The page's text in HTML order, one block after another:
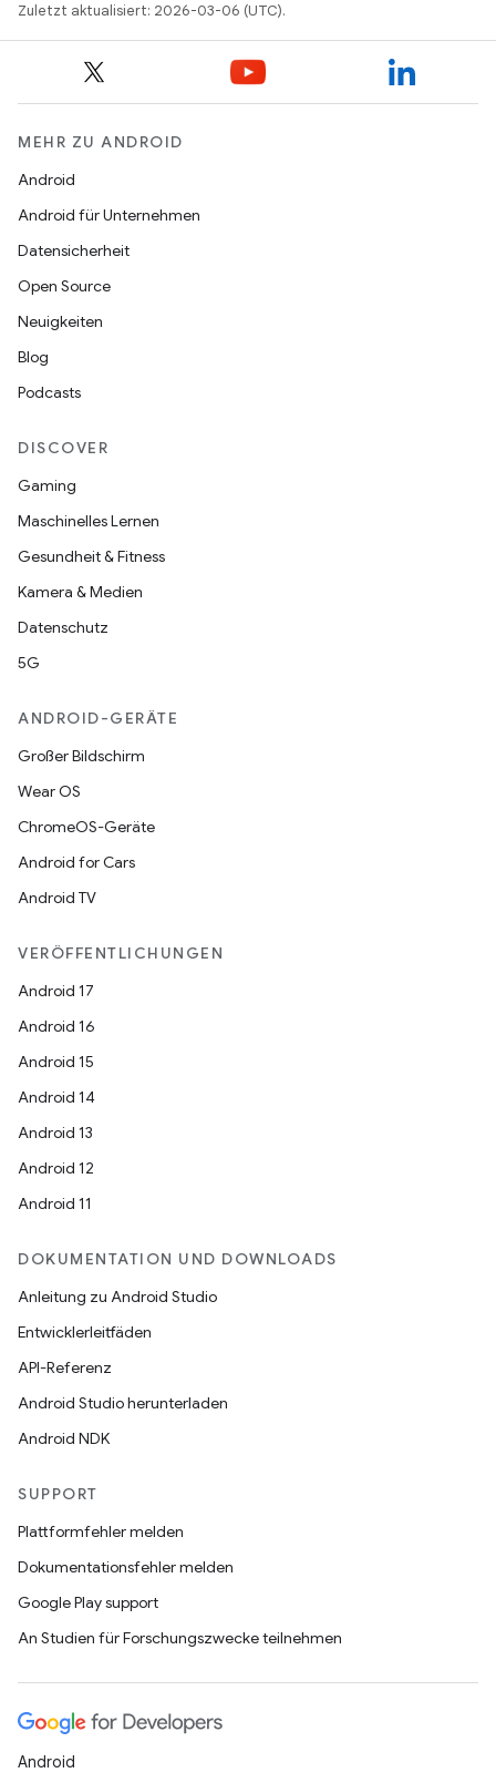
Zuletzt aktualisiert: 2026-03-06 (UTC).
MEHR ZU ANDROID
Android
Android für Unternehmen
Datensicherheit
Open Source
Neuigkeiten
Blog
Podcasts
DISCOVER
Gaming
Maschinelles Lernen
Gesundheit & Fitness
Kamera & Medien
Datenschutz
5G
ANDROID-GERÄTE
Großer Bildschirm
Wear OS
ChromeOS-Geräte
Android for Cars
Android TV
VERÖFFENTLICHUNGEN
Android 17
Android 16
Android 15
Android 14
Android 13
Android 12
Android 11
DOKUMENTATION UND DOWNLOADS
Anleitung zu Android Studio
Entwicklerleitfäden
API-Referenz
Android Studio herunterladen
Android NDK
SUPPORT
Plattformfehler melden
Dokumentationsfehler melden
Google Play support
An Studien für Forschungszwecke teilnehmen
Android